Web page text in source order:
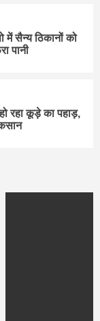
में सैन्य ठिकानों को
पानी
रहा कूड़े का पहाड़,